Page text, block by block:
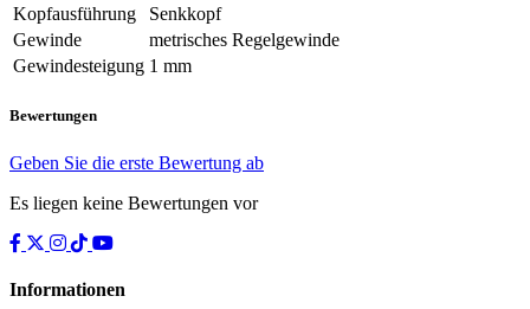
Kopfausführung
Senkkopf
Gewinde
metrisches Regelgewinde
Gewindesteigung 1 mm
Bewertungen
Geben Sie die erste Bewertung ab
Es liegen keine Bewertungen vor
Informationen